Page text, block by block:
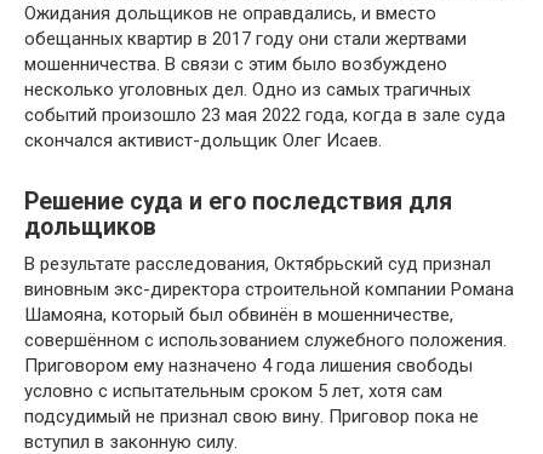
Ожидания дольщиков не оправдались, и вместо
обещанных квартир в 2017 году они стали жертвами
мошенничества. В связи с этим было возбуждено
несколько уголовных дел. Одно из самых трагичных
событий произошло 23 мая 2022 года, когда в зале суда
скончался активист-дольщик Олег Исаев.
Решение суда и его последствия для
дольщиков
В результате расследования, Октябрьский суд признал
виновным экс-директора строительной компании Романа
Шамояна, который был обвинён в мошенничестве,
совершённом с использованием служебного положения.
Приговором ему назначено 4 года лишения свободы
условно с испытательным сроком 5 лет, хотя сам
подсудимый не признал свою вину. Приговор пока не
вступил в законную силу.